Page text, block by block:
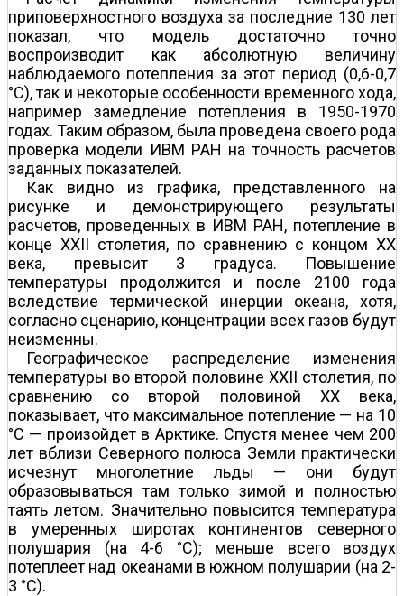
приповерхностного воздуха за последние 130 лет
показал, что модель достаточно точно
воспроизводит как абсолютную величину
наблюдаемого потепления за этот период (0,6-0,7
°С), так и некоторые особенности временного хода,
например замедление потепления в 1950-1970
годах. Таким образом, была проведена своего рода
проверка модели ИВМ РАН на точность расчетов
заданных показателей.
Как видно из графика, представленного на
рисунке и демонстрирующего результаты
расчетов, проведенных в ИВМ РАН, потепление в
конце XXII столетия, по сравнению с концом XX
века, превысит 3 градуса. Повышение
температуры продолжится и после 2100 года
вследствие термической инерции океана, хотя,
согласно сценарию, концентрации всех газов будут
неизменны.
Географическое распределение изменения
температуры во второй половине XXII столетия, по
сравнению со второй половиной XX века,
показывает, что максимальное потепление — на 10
°С — произойдет в Арктике. Спустя менее чем 200
лет вблизи Северного полюса Земли практически
исчезнут многолетние льды — они будут
образовываться там только зимой и полностью
таять летом. Значительно повысится температура
в умеренных широтах континентов северного
полушария (на 4-6 °С); меньше всего воздух
потеплеет над океанами в южном полушарии (на 2-
3 °С).